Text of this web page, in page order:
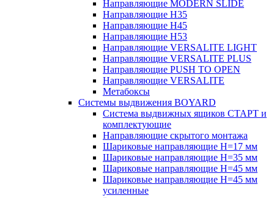
Направляющие MODERN SLIDE
Направляющие H35
Направляющие H45
Направляющие H53
Направляющие VERSALITE LIGHT
Направляющие VERSALITE PLUS
Направляющие PUSH TO OPEN
Направляющие VERSALITE
Метабоксы
Системы выдвижения BOYARD
Система выдвижных ящиков СТАРТ и
комплектующие
Направляющие скрытого монтажа
Шариковые направляющие H=17 мм
Шариковые направляющие H=35 мм
Шариковые направляющие H=45 мм
Шариковые направляющие H=45 мм
усиленные